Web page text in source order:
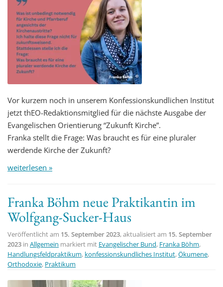
Vor kurzem noch in unserem Konfessionskundlichen Institut
jetzt thEO-Redaktionsmitglied für die nächste Ausgabe der
Evangelischen Orientierung “Zukunft Kirche”.
Franka stellt die Frage: Was braucht es für eine pluraler
werdende Kirche der Zukunft?
weiterlesen »
Franka Böhm neue Praktikantin im
Wolfgang-Sucker-Haus
Veröffentlicht am 15. September 2023, aktualisiert am 15. September
2023 in Allgemein markiert mit Evangelischer Bund, Franka Böhm,
Handlungsfeldpraktikum, konfessionskundliches Institut,Ökumene,
Orthodoxie, Praktikum